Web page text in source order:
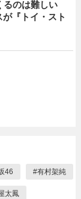
るのは難しい
『トイ・スト
46 #有村架純
太鳳